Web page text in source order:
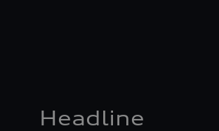
Headline